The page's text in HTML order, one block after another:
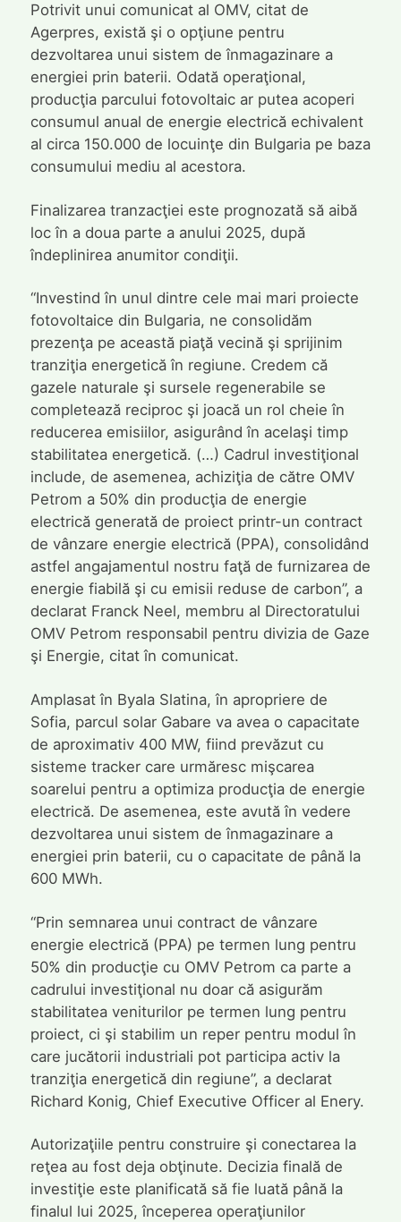
Potrivit unui comunicat al OMV, citat de
Agerpres, există şi o opţiune pentru
dezvoltarea unui sistem de înmagazinare a
energiei prin baterii. Odată operaţional,
producţia parcului fotovoltaic ar putea acoperi
consumul anual de energie electrică echivalent
al circa 150.000 de locuinţe din Bulgaria pe baza
consumului mediu al acestora.
Finalizarea tranzacţiei este prognozată să aibă
loc în a doua parte a anului 2025, după
îndeplinirea anumitor condiţii.
“Investind în unul dintre cele mai mari proiecte
fotovoltaice din Bulgaria, ne consolidăm
prezenţa pe această piaţă vecină şi sprijinim
tranziţia energetică în regiune. Credem că
gazele naturale şi sursele regenerabile se
completează reciproc şi joacă un rol cheie în
reducerea emisiilor, asigurând în acelaşi timp
stabilitatea energetică. (…) Cadrul investiţional
include, de asemenea, achiziţia de către OMV
Petrom a 50% din producţia de energie
electrică generată de proiect printr-un contract
de vânzare energie electrică (PPA), consolidând
astfel angajamentul nostru faţă de furnizarea de
energie fiabilă şi cu emisii reduse de carbon”, a
declarat Franck Neel, membru al Directoratului
OMV Petrom responsabil pentru divizia de Gaze
şi Energie, citat în comunicat.
Amplasat în Byala Slatina, în apropriere de
Sofia, parcul solar Gabare va avea o capacitate
de aproximativ 400 MW, fiind prevăzut cu
sisteme tracker care urmăresc mişcarea
soarelui pentru a optimiza producţia de energie
electrică. De asemenea, este avută în vedere
dezvoltarea unui sistem de înmagazinare a
energiei prin baterii, cu o capacitate de până la
600 MWh.
“Prin semnarea unui contract de vânzare
energie electrică (PPA) pe termen lung pentru
50% din producţie cu OMV Petrom ca parte a
cadrului investiţional nu doar că asigurăm
stabilitatea veniturilor pe termen lung pentru
proiect, ci şi stabilim un reper pentru modul în
care jucătorii industriali pot participa activ la
tranziţia energetică din regiune”, a declarat
Richard Konig, Chief Executive Officer al Enery.
Autorizaţiile pentru construire şi conectarea la
reţea au fost deja obţinute. Decizia finală de
investiţie este planificată să fie luată până la
finalul lui 2025, începerea operaţiunilor